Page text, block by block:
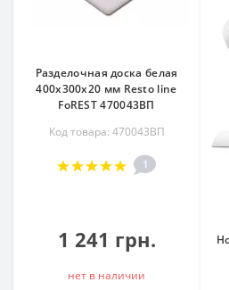
Разделочная доска белая
400х300х20 мм Resto line
FoREST 470043ВП
Код товара: 470043ВП
1
1 241 грн.
нет в наличии